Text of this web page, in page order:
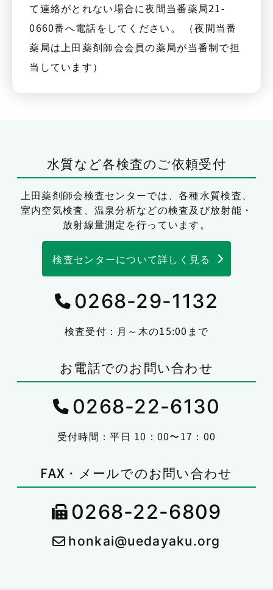
て連絡がとれない場合に夜間当番薬局21-
0660番へ電話をしてください。 （夜間当番
薬局は上田薬剤師会会員の薬局が当番制で担
当しています）
水質など各検査のご依頼受付
上田薬剤師会検査センターでは、各種水質検査、
室内空気検査、温泉分析などの検査及び放射能・
放射線量測定を行っています。
検査センターについて詳しく見る
0268-29-1132
検査受付：月～木の15:00まで
お電話でのお問い合わせ
0268-22-6130
受付時間：平日 10：00〜17：00
FAX・メールでのお問い合わせ
0268-22-6809
honkai@uedayaku.org